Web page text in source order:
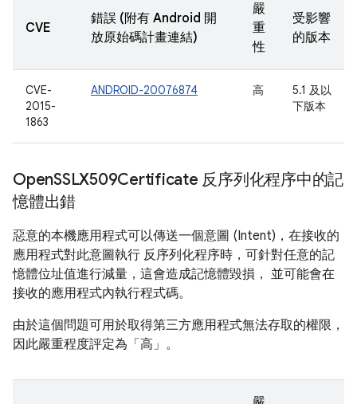
CVE
錯誤 (附有 Android 開
放原始碼計畫連結)
嚴
重
性
受影響
的版本
CVE-
2015-
1863
ANDROID-20076874 高
5.1 及以
下版本
OpenSSLX509Certificate 反序列化程序中的記
憶體出錯
惡意的本機應用程式可以傳送一個意圖 (Intent)，在接收的
應用程式對此意圖執行 反序列化程序時，可針對任意的記
憶體位址值進行減量，這會造成記憶體毀損， 並可能會在
接收的應用程式內執行程式碼。
由於這個問題可用於取得第三方應用程式無法存取的權限，
因此嚴重程度評定為「高」。